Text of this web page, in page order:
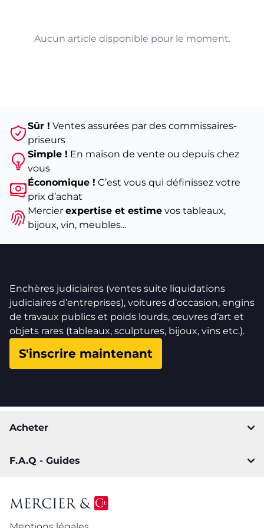
Aucun article disponible pour le moment.
Sûr ! Ventes assurées par des commissaires-
priseurs
Simple ! En maison de vente ou depuis chez
vous
Économique ! C’est vous qui définissez votre
prix d’achat
Mercier expertise et estimevos tableaux,
bijoux, vin, meubles...
Enchères judiciaires (ventes suite liquidations
judiciaires d’entreprises), voitures d’occasion, engins
de travaux publics et poids lourds, œuvres d’art et
objets rares (tableaux, sculptures, bijoux, vins etc.).
S'inscrire maintenant
Acheter
F.A.Q - Guides